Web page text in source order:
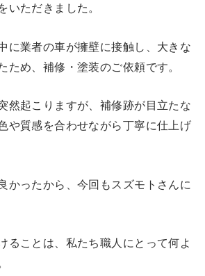
いただきました。
に業者の車が擁壁に接触し、大きな
ため、補修・塗装のご依頼です。
然起こりますが、補修跡が目立たな
や質感を合わせながら丁寧に仕上げ
かったから、今回もスズモトさんに
ることは、私たち職人にとって何よ